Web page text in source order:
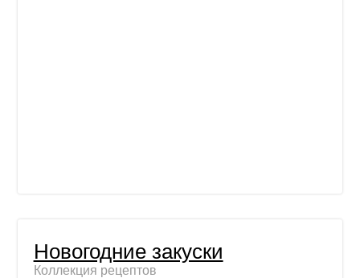
Новогодние закуски
Коллекция рецептов